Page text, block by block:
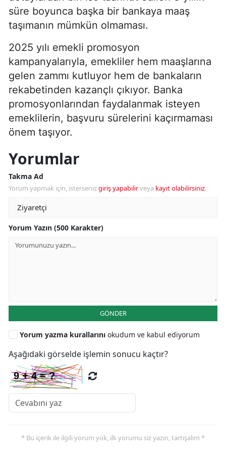
süre boyunca başka bir bankaya maaş
taşımanın mümkün olmaması.
2025 yılı emekli promosyon
kampanyalarıyla, emekliler hem maaşlarına
gelen zammı kutluyor hem de bankaların
rekabetinden kazançlı çıkıyor. Banka
promosyonlarından faydalanmak isteyen
emeklilerin, başvuru sürelerini kaçırmaması
önem taşıyor.
Yorumlar
Takma Ad
Yorum yapmak için, istersenizgiriş yapabilirveya kayıt olabilirsiniz.
Yorum Yazın (500 Karakter)
GÖNDER
Yorum yazma kurallarını okudum ve kabul ediyorum
Aşağıdaki görselde işlemin sonucu kaçtır?
* Bu içerik ile ilgili yorum yok, ilk yorumu siz yazın, tartışalım *